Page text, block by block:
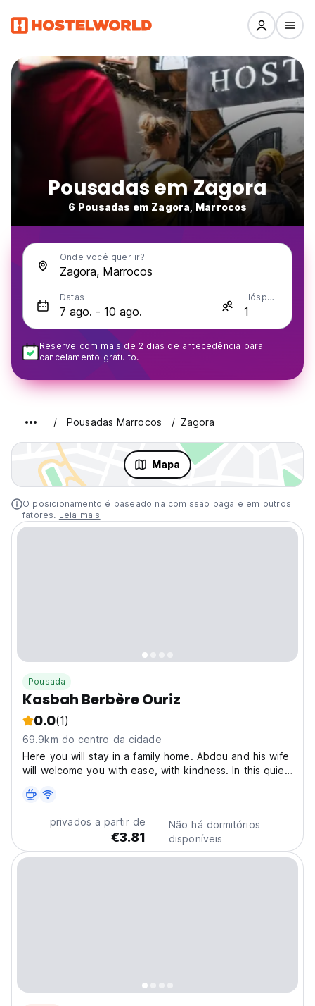
Pousadas em Zagora
6 Pousadas em Zagora, Marrocos
Onde você quer ir?
Datas Hóspedes
Reserve com mais de 2 dias de antecedência para
cancelamento gratuito.
Pousadas Marrocos Zagora
Mapa
O posicionamento é baseado na comissão paga e em outros
fatores. Leia mais
Pousada
Kasbah Berbère Ouriz
0.0(1)
69.9km do centro da cidade
Here you will stay in a family home. Abdou and his wife
will welcome you with ease, with kindness. In this quiet
no doubt how the whole family goes about their daily
business. In his father's house,...
privados a partir de
€3.81
Não há dormitórios
disponíveis